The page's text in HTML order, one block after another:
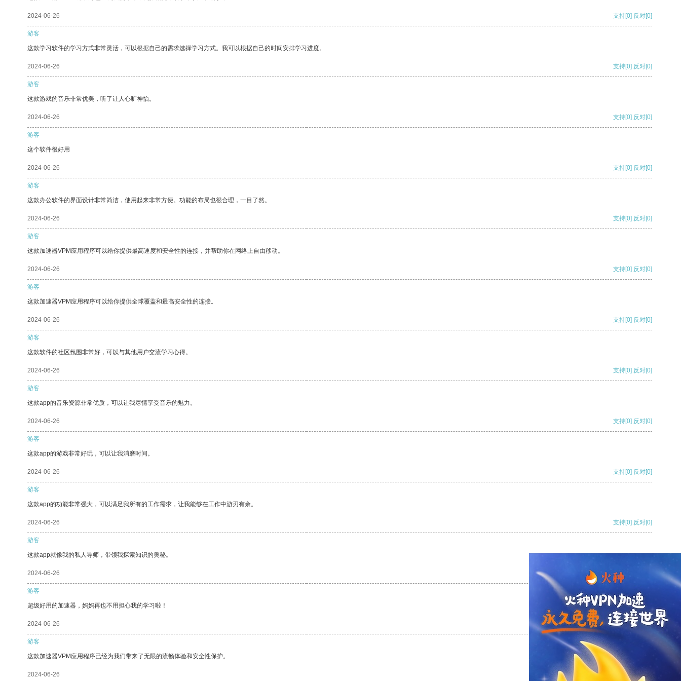
2024-06-26 支持[0] 反对[0]
游客
这款学习软件的学习方式非常灵活，可以根据自己的需求选择学习方式。我可以根据自己的时间安排学习进度。
2024-06-26 支持[0] 反对[0]
游客
这款游戏的音乐非常优美，听了让人心旷神怡。
2024-06-26 支持[0] 反对[0]
游客
这个软件很好用
2024-06-26 支持[0] 反对[0]
游客
这款办公软件的界面设计非常简洁，使用起来非常方便。功能的布局也很合理，一目了然。
2024-06-26 支持[0] 反对[0]
游客
这款加速器VPM应用程序可以给你提供最高速度和安全性的连接，并帮助你在网络上自由移动。
2024-06-26 支持[0] 反对[0]
游客
这款加速器VPM应用程序可以给你提供全球覆盖和最高安全性的连接。
2024-06-26 支持[0] 反对[0]
游客
这款软件的社区氛围非常好，可以与其他用户交流学习心得。
2024-06-26 支持[0] 反对[0]
游客
这款app的音乐资源非常优质，可以让我尽情享受音乐的魅力。
2024-06-26 支持[0] 反对[0]
游客
这款app的游戏非常好玩，可以让我消磨时间。
2024-06-26 支持[0] 反对[0]
游客
这款app的功能非常强大，可以满足我所有的工作需求，让我能够在工作中游刃有余。
2024-06-26 支持[0] 反对[0]
游客
这款app就像我的私人导师，带领我探索知识的奥秘。
2024-06-26 支持
游客
超级好用的加速器，妈妈再也不用担心我的学习啦！
2024-06-26 支持[0] 反对[0]
游客
这款加速器VPM应用程序已经为我们带来了无限的流畅体验和安全性保护。
2024-06-26 支持[0] 反对[0]